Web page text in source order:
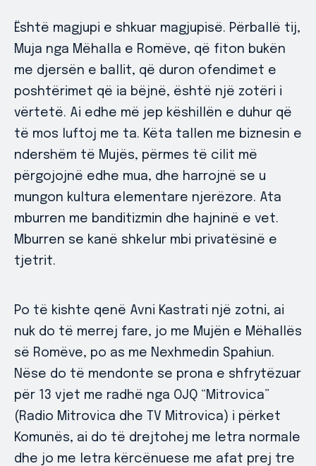
Është magjupi e shkuar magjupisë. Përballë tij,
Muja nga Mëhalla e Romëve, që fiton bukën
me djersën e ballit, që duron ofendimet e
poshtërimet që ia bëjnë, është një zotëri i
vërtetë. Ai edhe më jep këshillën e duhur që
të mos luftoj me ta. Këta tallen me biznesin e
ndershëm të Mujës, përmes të cilit më
përgojojnë edhe mua, dhe harrojnë se u
mungon kultura elementare njerëzore. Ata
mburren me banditizmin dhe hajninë e vet.
Mburren se kanë shkelur mbi privatësinë e
tjetrit.
Po të kishte qenë Avni Kastrati një zotni, ai
nuk do të merrej fare, jo me Mujën e Mëhallës
së Romëve, po as me Nexhmedin Spahiun.
Nëse do të mendonte se prona e shfrytëzuar
për 13 vjet me radhë nga OJQ “Mitrovica”
(Radio Mitrovica dhe TV Mitrovica) i përket
Komunës, ai do të drejtohej me letra normale
dhe jo me letra kërcënuese me afat prej tre